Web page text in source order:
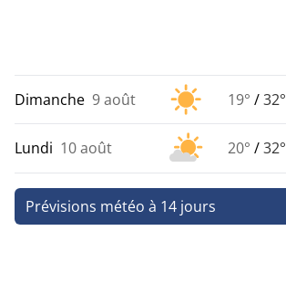
Dimanche 9 août 19° /32°
Lundi 10 août 20° /32°
Prévisions météo à 14 jours